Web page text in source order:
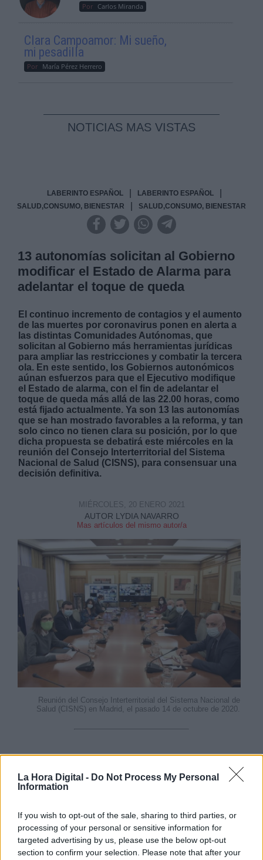
La Hora Digital - Do Not Process My Personal
Information
If you wish to opt-out of the sale, sharing to third parties, or
processing of your personal or sensitive information for
targeted advertising by us, please use the below opt-out
section to confirm your selection. Please note that after your
Por Carlos Miranda
Clara Campoamor: Mi sueño,
mi pesadilla
Por María Pérez Herrero
NOTICIAS MAS VISTAS
LABERINTO ESPAÑOL LABERINTO ESPAÑOL
SALUD,CONSUMO, BIENESTAR SALUD,CONSUMO, BIENESTAR
13 autonomías solicitan al Gobierno
modificar el Estado de Alarma para
adelantar el toque de queda
El continuo incremento de contagios y el aumento
de las muertes por coronavirus ponen en alerta a
las distintas Comunidades Autónomas, que
solicitan al Gobierno más herramientas jurídicas
para ampliar las restricciones y combatir la tercera
ola. En este sentido, los Gobiernos autonómicos
aúnan esfuerzos para que el Ejecutivo modifique
el Estado de alarma, con el fin de adelantar el
toque de queda más allá de las 22.00 horas, como
está fijado actualmente. Ya son 13 las autonomías
que se han mostrado favorables a la reforma, y tan
solo cinco no tienen clara su posición, por lo que
dicha propuesta se debatirá este miércoles en la
reunión del Consejo Interterritorial del Sistema
Nacional de Salud (CISNS), para consensuar una
decisión definitiva.
AUTOR LYDIA NAVARRO
Mas artículos del mismo autor/a
MIÉRCOLES, 20 ENERO 2021
Reunión del Consejo Interterritorial del Sistema Nacional de
Salud (CISNS) en Madrid, el pasado 14 de octubre de 2020.
Las últimas cifras de contagios y muertes a
causa del Covid no invitan al optimismo, ya que
de las pasadasfiestas navideñas han hecho
disparar la transmisión del virus,de modo
que la incidencia acumulada asciende a714,21